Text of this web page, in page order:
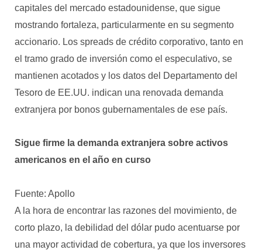
capitales del mercado estadounidense, que sigue
mostrando fortaleza, particularmente en su segmento
accionario. Los spreads de crédito corporativo, tanto en
el tramo grado de inversión como el especulativo, se
mantienen acotados y los datos del Departamento del
Tesoro de EE.UU. indican una renovada demanda
extranjera por bonos gubernamentales de ese país.
Sigue firme la demanda extranjera sobre activos
americanos en el año en curso
Fuente: Apollo
A la hora de encontrar las razones del movimiento, de
corto plazo, la debilidad del dólar pudo acentuarse por
una mayor actividad de cobertura, ya que los inversores